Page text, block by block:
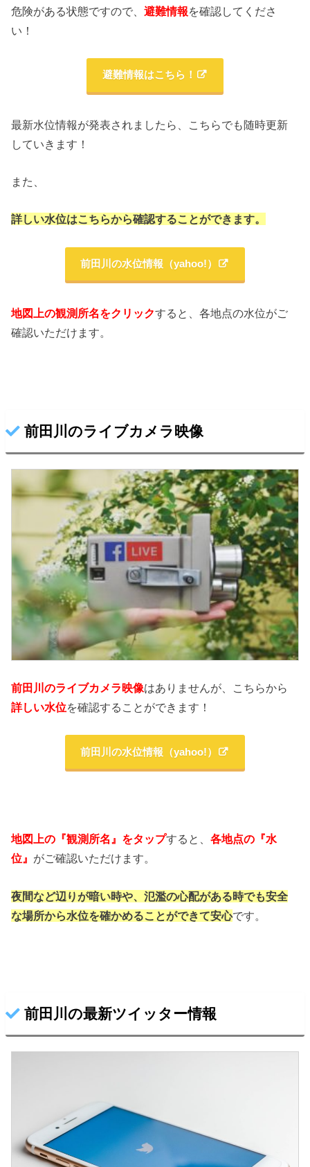
危険がある状態ですので、避難情報を確認してくださ
い！
避難情報はこちら！
最新水位情報が発表されましたら、こちらでも随時更新
していきます！
また、
詳しい水位はこちらから確認することができます。
前田川の水位情報（yahoo!）
地図上の観測所名をクリックすると、各地点の水位がご
確認いただけます。
前田川のライブカメラ映像
前田川のライブカメラ映像はありませんが、こちらから
詳しい水位を確認することができます！
前田川の水位情報（yahoo!）
地図上の『観測所名』をタップすると、各地点の『水
位』 がご確認いただけます。
夜間など辺りが暗い時や、氾濫の心配がある時でも安全
な場所から水位を確かめることができて安心です。
前田川の最新ツイッター情報